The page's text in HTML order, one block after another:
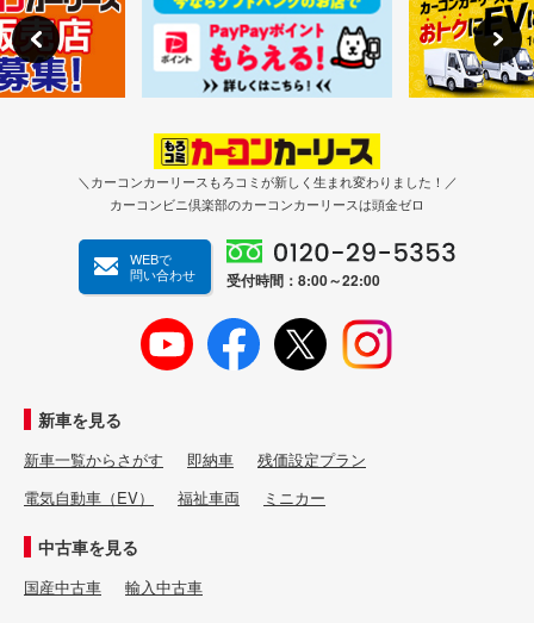
＼カーコンカーリースもろコミが新しく生まれ変わりました！／
カーコンビニ倶楽部のカーコンカーリースは頭金ゼロ
WEBで
問い合わせ
受付時間：8:00～22:00
新車を見る
新車一覧からさがす 即納車
残価設定プラン
電気自動車（EV）
福祉車両 ミニカー
中古車を見る
国産中古車 輸入中古車